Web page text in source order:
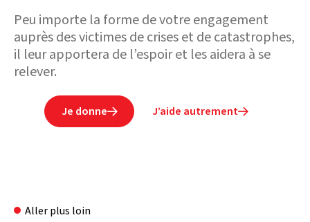
Peu importe la forme de votre engagement
auprès des victimes de crises et de catastrophes,
il leur apportera de l’espoir et les aidera à se
relever.
Je donne J’aide autrement
Aller plus loin